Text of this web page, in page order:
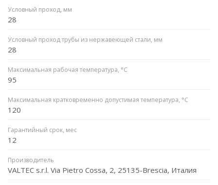
Условный проход, мм
28
Условный проход трубы из нержавеющей стали, мм
28
Максимальная рабочая температура, °C
95
Максимальная кратковременно допустимая температура, °C
120
Гарантийный срок, мес
12
Производитель
VALTEC s.r.l. Via Pietro Cossa, 2, 25135-Brescia, Италия